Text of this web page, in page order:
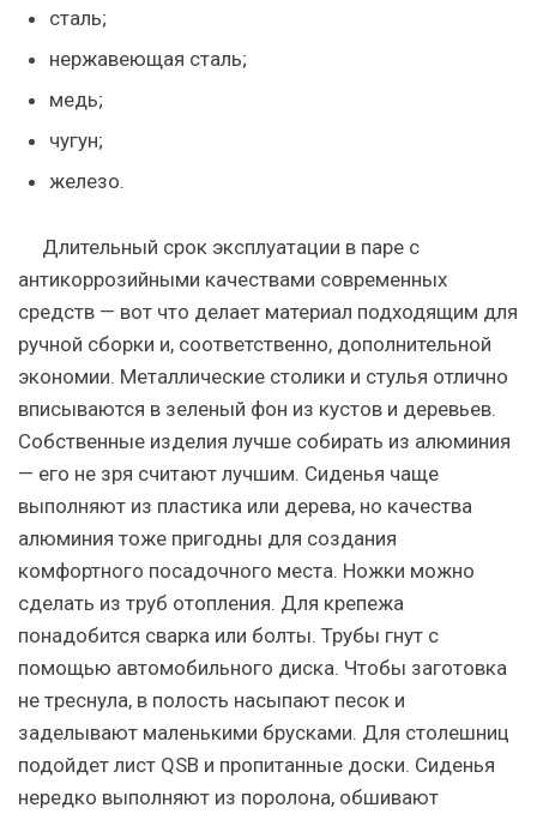
сталь;
нержавеющая сталь;
медь;
чугун;
железо.
Длительный срок эксплуатации в паре с
антикоррозийными качествами современных
средств — вот что делает материал подходящим для
ручной сборки и, соответственно, дополнительной
экономии. Металлические столики и стулья отлично
вписываются в зеленый фон из кустов и деревьев.
Собственные изделия лучше собирать из алюминия
— его не зря считают лучшим. Сиденья чаще
выполняют из пластика или дерева, но качества
алюминия тоже пригодны для создания
комфортного посадочного места. Ножки можно
сделать из труб отопления. Для крепежа
понадобится сварка или болты. Трубы гнут с
помощью автомобильного диска. Чтобы заготовка
не треснула, в полость насыпают песок и
заделывают маленькими брусками. Для столешниц
подойдет лист QSB и пропитанные доски. Сиденья
нередко выполняют из поролона, обшивают